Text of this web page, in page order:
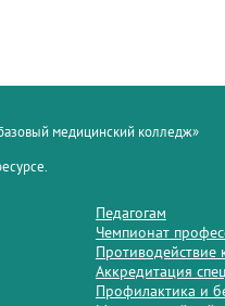
медицинский колледж»
Педагогам
Чемпионат
Противодействие
Аккредитация
Профилактика и